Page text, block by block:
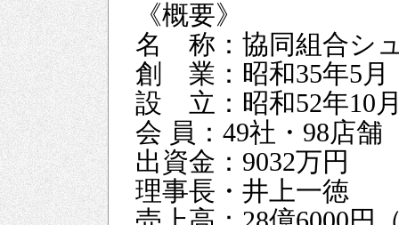
《概要》
名 称：協同組合シ
創 業：昭和35年5月
設 立：昭和52年10
会 員：49社・98店舗
出資金：9032万円
理事長・井上一徳